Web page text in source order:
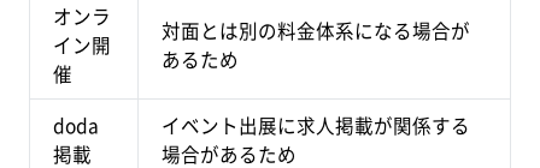
オンラ
イン開
催
対面とは別の料金体系になる場合が
あるため
doda
掲載
イベント出展に求人掲載が関係する
場合があるため